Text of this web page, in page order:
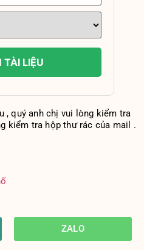
TÀI LIỆU
, quý anh chị vui lòng kiểm tra
kiểm tra hộp thư rác của mail .
ZALO